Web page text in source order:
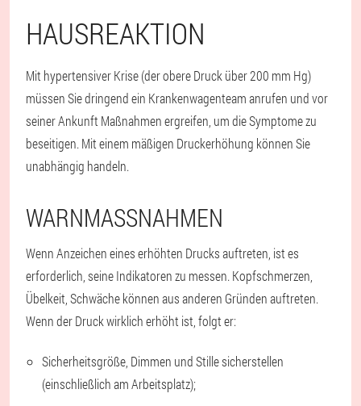
HAUSREAKTION
Mit hypertensiver Krise (der obere Druck über 200 mm Hg)
müssen Sie dringend ein Krankenwagenteam anrufen und vor
seiner Ankunft Maßnahmen ergreifen, um die Symptome zu
beseitigen. Mit einem mäßigen Druckerhöhung können Sie
unabhängig handeln.
WARNMASSNAHMEN
Wenn Anzeichen eines erhöhten Drucks auftreten, ist es
erforderlich, seine Indikatoren zu messen. Kopfschmerzen,
Übelkeit, Schwäche können aus anderen Gründen auftreten.
Wenn der Druck wirklich erhöht ist, folgt er:
Sicherheitsgröße, Dimmen und Stille sicherstellen
(einschließlich am Arbeitsplatz);